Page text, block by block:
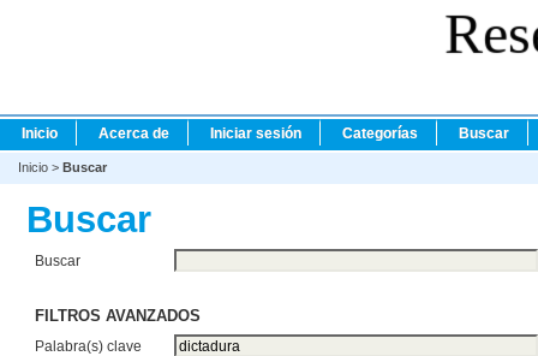
Inicio Acerca de Iniciar sesión Categorías Buscar
Inicio > Buscar
Buscar
Buscar
FILTROS AVANZADOS
Palabra(s) clave